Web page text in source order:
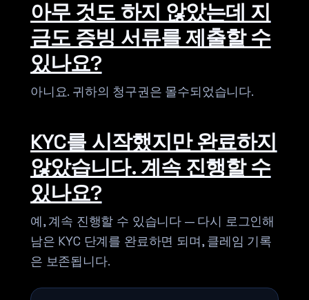
아무 것도 하지 않았는데 지
금도 증빙 서류를 제출할 수
있나요?
아니요. 귀하의 청구권은 몰수되었습니다.
KYC를 시작했지만 완료하지
않았습니다. 계속 진행할 수
있나요?
예, 계속 진행할 수 있습니다 — 다시 로그인해
남은 KYC 단계를 완료하면 되며, 클레임 기록
은 보존됩니다.